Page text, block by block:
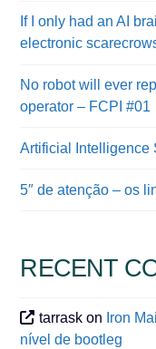
If I only had an AI
electronic
No robot will ever
operator – FCPI #01
Artificial Intelligence
5″ de atenção – os
RECENT
tarrask on Iron
nível de bootleg